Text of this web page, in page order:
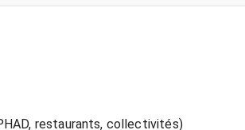
restaurants, collectivités)